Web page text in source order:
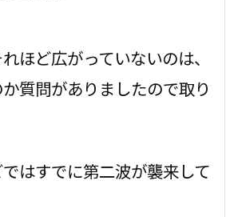
ほど広がっていないのは、
質問がありましたので取り
はすでに第二波が襲来して